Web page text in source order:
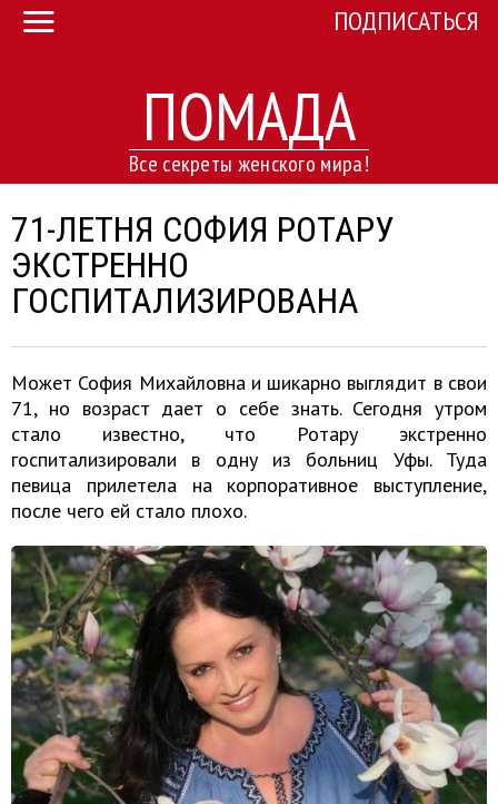
ПОМАДА
Все секреты женского мира!
ПОДПИСАТЬСЯ
71-ЛЕТНЯ СОФИЯ РОТАРУ
ЭКСТРЕННО
ГОСПИТАЛИЗИРОВАНА
Может София Михайловна и шикарно выглядит в свои
71, но возраст дает о себе знать. Сегодня утром
стало известно, что Ротару экстренно
госпитализировали в одну из больниц Уфы. Туда
певица прилетела на корпоративное выступление,
после чего ей стало плохо.